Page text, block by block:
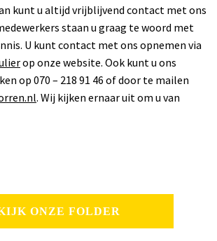
kunt u altijd vrijblijvend contact met ons
staan u graag te woord met
U kunt contact met ons opnemen via
op onze website. Ook kunt u ons
op 070 – 218 91 46 of door te mailen
. Wij kijken ernaar uit om u van
ONZE FOLDER